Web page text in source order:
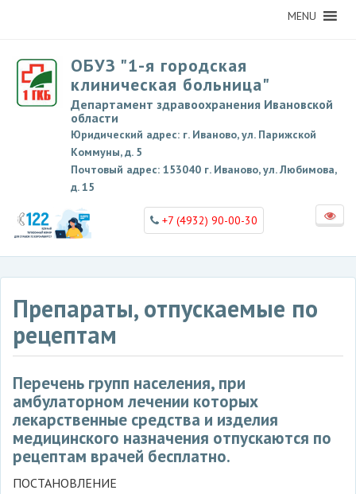
MENU
ОБУЗ "1-я городская
клиническая больница"
Департамент здравоохранения Ивановской
области
Юридический адрес: г. Иваново, ул. Парижской
Коммуны, д. 5
Почтовый адрес: 153040 г. Иваново, ул. Любимова,
д. 15
+7 (4932) 90-00-30
Препараты, отпускаемые по
рецептам
Перечень групп населения, при
амбулаторном лечении которых
лекарственные средства и изделия
медицинского назначения отпускаются по
рецептам врачей бесплатно.
ПОСТАНОВЛЕНИЕ